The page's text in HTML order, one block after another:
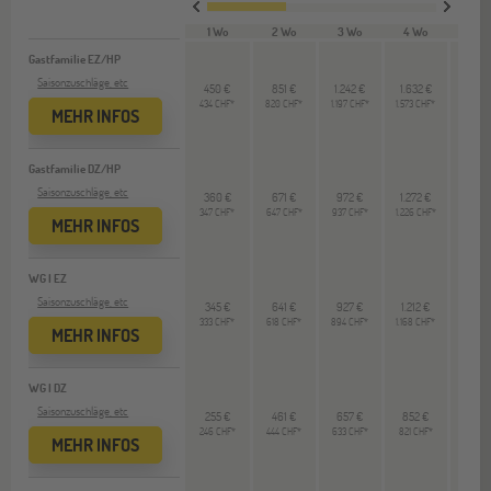
Gastfamilie EZ/HP
Saisonzuschläge, etc
MEHR INFOS
Gastfamilie DZ/HP
Saisonzuschläge, etc
MEHR INFOS
WG I EZ
Saisonzuschläge, etc
MEHR INFOS
WG I DZ
Saisonzuschläge, etc
MEHR INFOS
1 Wo 2 Wo 3 Wo 4 Wo
450 €
434 CHF*
851 €
820 CHF*
1.242 €
1.197 CHF*
1.632 €
1.573 CHF*
360 €
347 CHF*
671 €
647 CHF*
972 €
937 CHF*
1.272 €
1.226 CHF*
345 €
333 CHF*
641 €
618 CHF*
927 €
894 CHF*
1.212 €
1.168 CHF*
255 €
246 CHF*
461 €
444 CHF*
657 €
633 CHF*
852 €
821 CHF*